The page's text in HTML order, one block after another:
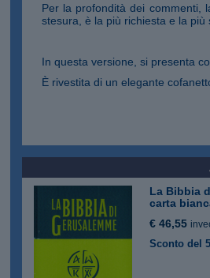
Per la profondità dei commenti,
stesura, è la più richiesta e la più
In questa versione, si presenta
È rivestita di un elegante
La Bibbia
carta
€ 46,55
Sconto del